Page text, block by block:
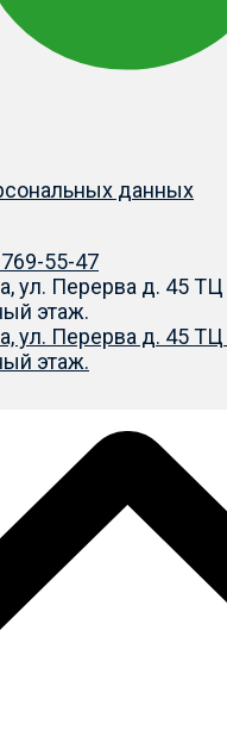
данных
55-47
ул. Перерва д. 45
этаж.
ул. Перерва д. 45
этаж.